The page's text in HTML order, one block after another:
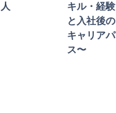
人
キル・経験
と入社後の
キャリアパ
ス〜